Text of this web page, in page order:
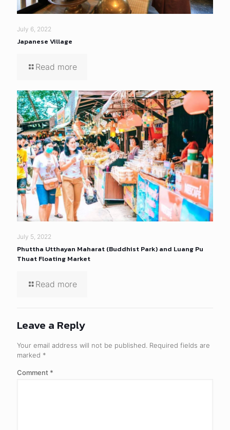
July 6, 2022
Japanese Village
Read more
July 5, 2022
Phuttha Utthayan Maharat (Buddhist Park) and Luang Pu
Thuat Floating Market
Read more
Leave a Reply
Your email address will not be published. Required fields are
marked *
Comment *